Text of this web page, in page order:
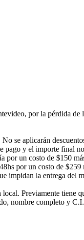
por la pérdida de
se aplicarán
pago y el importe final
por un costo de $150
por un costo de
impidan la entrega
Previamente tiene
nombre completo y